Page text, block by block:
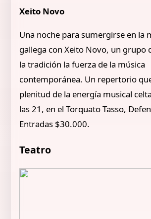
Xeito Novo
Una noche para sumergirse en la
gallega con Xeito Novo, un grupo
la tradición la fuerza de la música
contemporánea. Un repertorio
plenitud de la energía musical
las 21, en el Torquato Tasso,
Entradas $30.000.
Teatro